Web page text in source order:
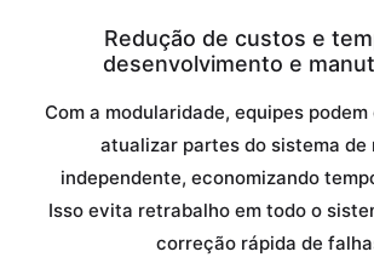
Redução de custos e
desenvolvimento e
Com a modularidade, equipes
atualizar partes do sistema de
independente, economizando
Isso evita retrabalho em todo o
correção rápida de